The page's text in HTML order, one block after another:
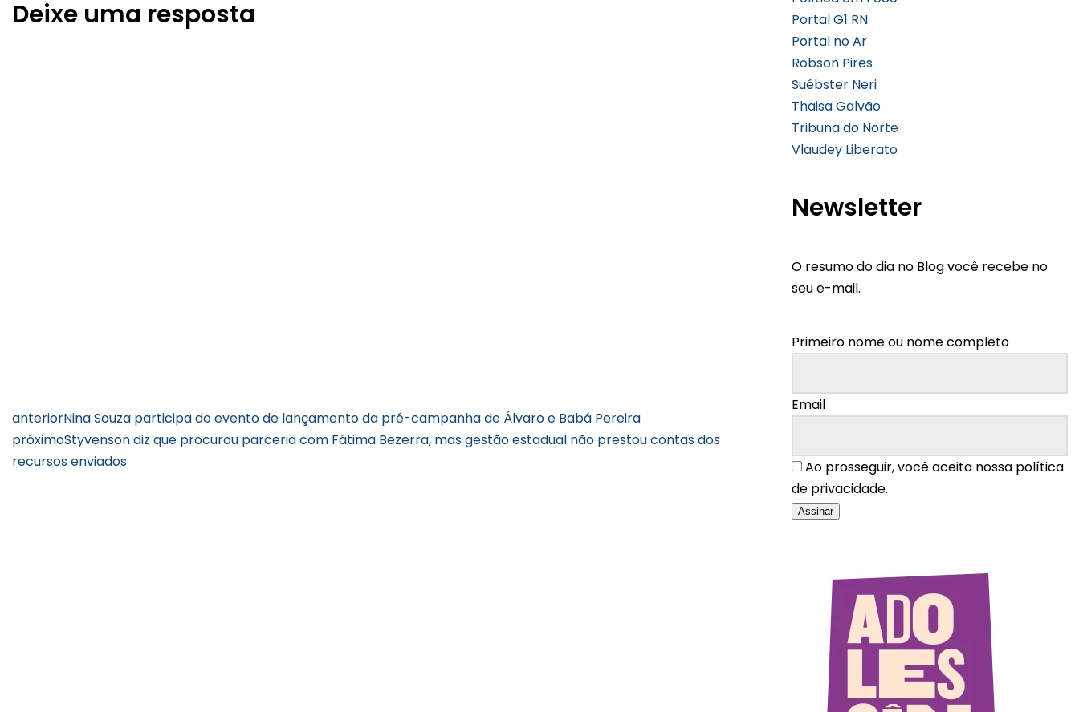
Deixe uma resposta
anteriorNina Souza participa do evento de lançamento da pré-campanha de Álvaro e Babá Pereira
próximoStyvenson diz que procurou parceria com Fátima Bezerra, mas gestão estadual não prestou contas dos
recursos enviados
Portal G1 RN
Portal no Ar
Robson Pires
Suébster Neri
Thaisa Galvão
Tribuna do Norte
Vlaudey Liberato
Newsletter
O resumo do dia no Blog você recebe no
seu e-mail.
Primeiro nome ou nome completo
Email
Ao prosseguir, você aceita nossa política
de privacidade.